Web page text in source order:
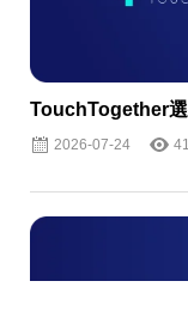
TouchTogether
2026-07-24 41